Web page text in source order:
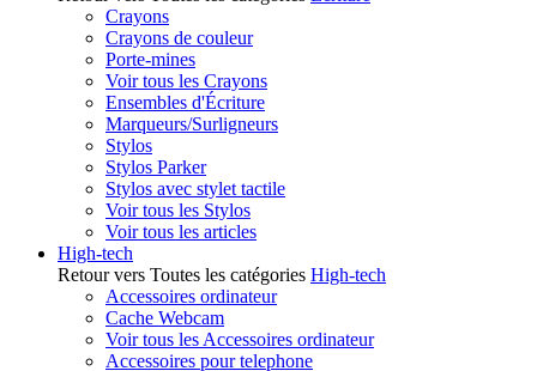
Crayons
Crayons de couleur
Porte-mines
Voir tous les Crayons
Ensembles d'Écriture
Marqueurs/Surligneurs
Stylos
Stylos Parker
Stylos avec stylet tactile
Voir tous les Stylos
Voir tous les articles
High-tech
Retour vers Toutes les catégories High-tech
Accessoires ordinateur
Cache Webcam
Voir tous les Accessoires ordinateur
Accessoires pour telephone